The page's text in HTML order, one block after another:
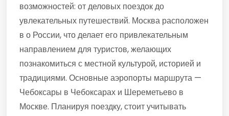
возможностей: от деловых поездок до
увлекательных путешествий. Москва расположен
в о России, что делает его привлекательным
направлением для туристов, желающих
познакомиться с местной культурой, историей и
традициями. Основные аэропорты маршрута —
Чебоксары в Чебоксарах и Шереметьево в
Москве. Планируя поездку, стоит учитывать